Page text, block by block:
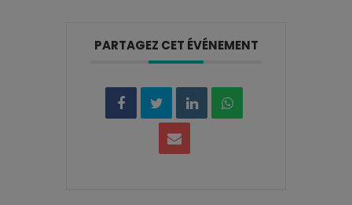
PARTAGEZ CET ÉVÉNEMENT